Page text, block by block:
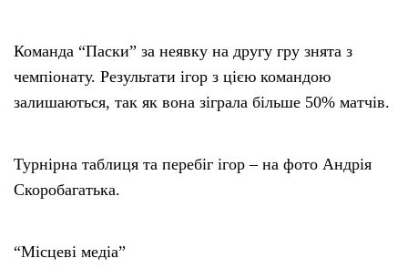
Команда “Паски” за неявку на другу гру знята з
чемпіонату. Результати ігор з цією командою
залишаються, так як вона зіграла більше 50% матчів.
Турнірна таблиця та перебіг ігор – на фото Андрія
Скоробагатька.
“Місцеві медіа”